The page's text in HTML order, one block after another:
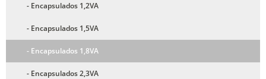
- Encapsulados 1,2VA
- Encapsulados 1,5VA
- Encapsulados 1,8VA
- Encapsulados 2,3VA